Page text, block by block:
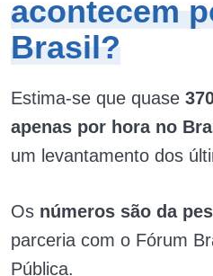
acontecem
Brasil?
Estima-se que quase
apenas por hora no
um levantamento dos
Os números são da
parceria com o Fórum
Pública.